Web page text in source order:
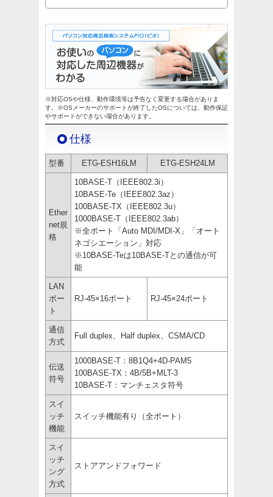
※対応OSや仕様、動作環境等は予告なく変更する場合がありま
す。※OSメーカーのサポートが終了したOSについては、動作保証
やサポートができない場合があります。
仕様
型番 ETG-ESH16LM ETG-ESH24LM
Ether
net規
格
10BASE-T（IEEE802.3i）
10BASE-Te（IEEE802.3az）
100BASE-TX（IEEE802.3u）
1000BASE-T（IEEE802.3ab）
※全ポート「Auto MDI/MDI-X」「オート
ネゴシエーション」対応
※10BASE-Teは10BASE-Tとの通信が可
能
LAN
ポー
ト
RJ-45×16ポート RJ-45×24ポート
通信
方式
Full duplex、Half duplex、CSMA/CD
伝送
符号
1000BASE-T：8B1Q4+4D-PAM5
100BASE-TX：4B/5B+MLT-3
10BASE-T：マンチェスタ符号
スイ
ッチ
機能
スイッチ機能有り（全ポート）
スイ
ッチ
ング
方式
ストアアンドフォワード